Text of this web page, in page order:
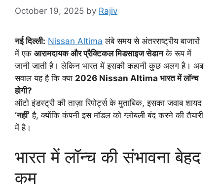
October 19, 2025 by Rajiv
नई दिल्ली: Nissan Altima लंबे समय से अंतरराष्ट्रीय बाजारों
में एक आरामदायक और प्रैक्टिकल मिडसाइज सेडानके रूप में
जानी जाती है। लेकिन भारत में इसकी कहानी कुछ अलग है। अब
सवाल यह है कि क्या 2026 Nissan Altima भारत में लॉन्च
होगी?
ऑटो इंडस्ट्री की ताज़ा रिपोर्ट्स के मुताबिक, इसका जवाब शायद
‘नहीं’ है, क्योंकि कंपनी इस मॉडल को ग्लोबली बंद करने की तैयारी
में है।
भारत में लॉन्च की संभावना बेहद
कम